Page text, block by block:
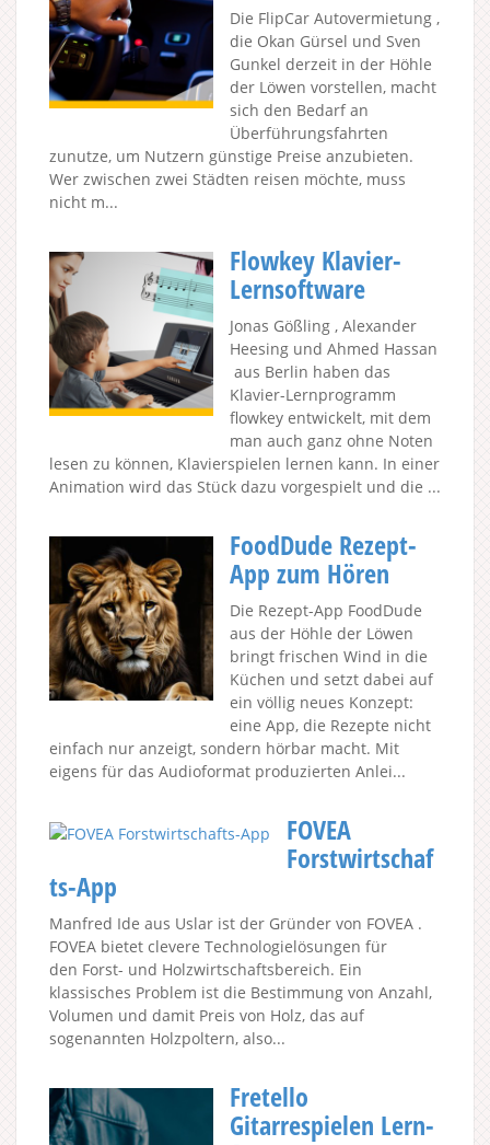
Die FlipCar Autovermietung ,
die Okan Gürsel und Sven
Gunkel derzeit in der Höhle
der Löwen vorstellen, macht
sich den Bedarf an
Überführungsfahrten
zunutze, um Nutzern günstige Preise anzubieten.
Wer zwischen zwei Städten reisen möchte, muss
nicht m...
Flowkey Klavier-
Lernsoftware
Jonas Gößling , Alexander
Heesing und Ahmed Hassan
aus Berlin haben das
Klavier-Lernprogramm
flowkey entwickelt, mit dem
man auch ganz ohne Noten
lesen zu können, Klavierspielen lernen kann. In einer
Animation wird das Stück dazu vorgespielt und die ...
FoodDude Rezept-
App zum Hören
Die Rezept-App FoodDude
aus der Höhle der Löwen
bringt frischen Wind in die
Küchen und setzt dabei auf
ein völlig neues Konzept:
eine App, die Rezepte nicht
einfach nur anzeigt, sondern hörbar macht. Mit
eigens für das Audioformat produzierten Anlei...
FOVEA
Forstwirtschaf
ts-App
Manfred Ide aus Uslar ist der Gründer von FOVEA .
FOVEA bietet clevere Technologielösungen für
den Forst- und Holzwirtschaftsbereich. Ein
klassisches Problem ist die Bestimmung von Anzahl,
Volumen und damit Preis von Holz, das auf
sogenannten Holzpoltern, also...
Fretello
Gitarrespielen Lern-